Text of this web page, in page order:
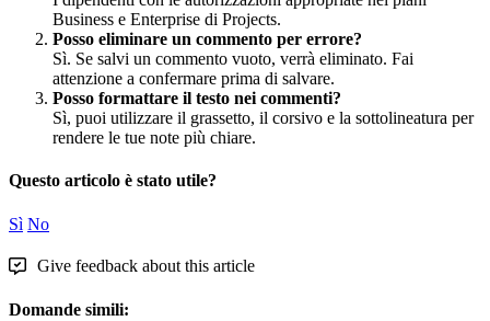
Business e Enterprise di Projects.
Posso eliminare un commento per errore?
Sì. Se salvi un commento vuoto, verrà eliminato. Fai
attenzione a confermare prima di salvare.
Posso formattare il testo nei commenti?
Sì, puoi utilizzare il grassetto, il corsivo e la sottolineatura per
rendere le tue note più chiare.
Questo articolo è stato utile?
Sì No
Give feedback about this article
Domande simili: